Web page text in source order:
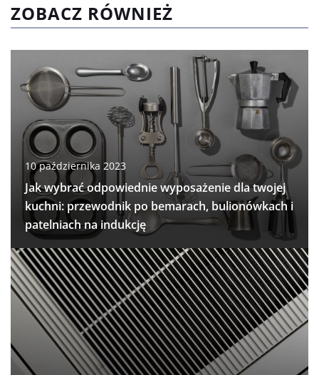
ZOBACZ RÓWNIEŻ
10 października 2023
Jak wybrać odpowiednie wyposażenie dla twojej
kuchni: przewodnik po bemarach, bulionówkach i
patelniach na indukcję